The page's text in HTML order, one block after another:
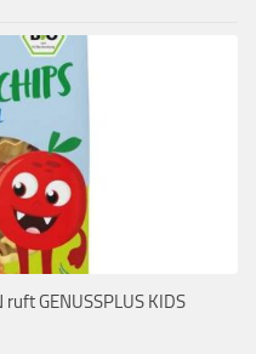
GENUSSPLUS KIDS